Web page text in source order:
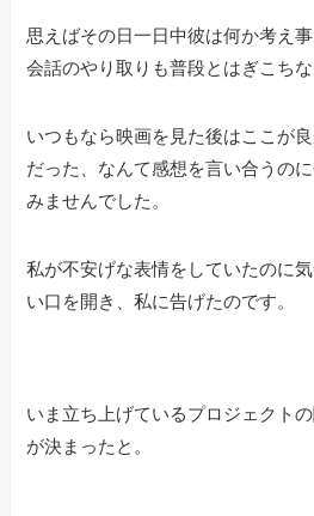
思えばその日一日中彼は何か考え
会話のやり取りも普段とはぎこちな
いつもなら映画を見た後はここが
だった、なんて感想を言い合うの
みませんでした。
私が不安げな表情をしていたのに
い口を開き、私に告げたのです。
いま立ち上げているプロジェクト
が決まったと。